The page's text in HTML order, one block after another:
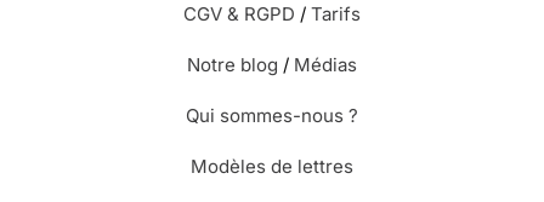
CGV & RGPD / Tarifs
Notre blog / Médias
Qui sommes-nous ?
Modèles de lettres